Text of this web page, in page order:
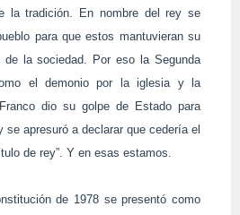
la tradición. En nombre del rey se
para que estos mantuvieran su
de la sociedad. Por eso la Segunda
el demonio por la iglesia y la
dio su golpe de Estado para
se apresuró a declarar que cedería el
de rey”. Y en esas estamos.
de 1978 se presentó como